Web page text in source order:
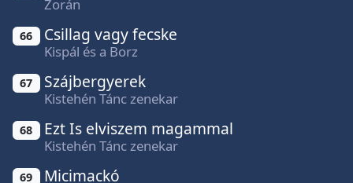
Zorán
66 Csillag vagy fecske
Kispál és a Borz
67 Szájbergyerek
Kistehén Tánc zenekar
68 Ezt Is elviszem magammal
Kistehén Tánc zenekar
69 Micimackó